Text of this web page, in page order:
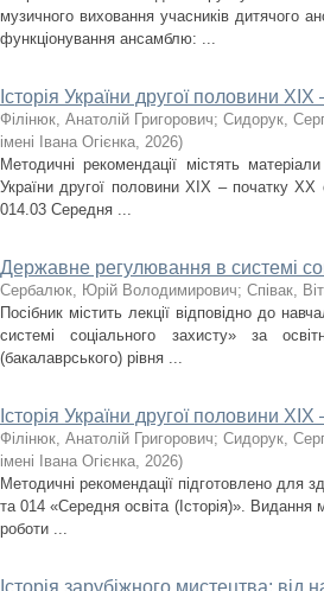
музичного виховання учасників дитячого
функціонування ансамблю: ...
Історія України другої половини
Філінюк, Анатолій Григорович; Сидорук,
імені Івана Огієнка, 2026)
Методичні рекомендації містять
України другої половини ХІХ – початку ХХ
014.03 Середня ...
Державне регулювання в системі
Сербалюк, Юрій Володимирович; Співак,
Посібник містить лекції відповідно до
системі соціального захисту» за
(бакалаврського) рівня ...
Історія України другої половини
Філінюк, Анатолій Григорович; Сидорук,
імені Івана Огієнка, 2026)
Методичні рекомендації підготовлено для
та 014 «Середня освіта (Історія)». Видання
роботи ...
Історія зарубіжного мистецтва: від